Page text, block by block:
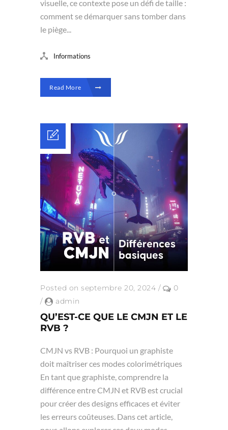
visuelle, ce contexte pose un défi de taille :
comment se démarquer sans tomber dans
le piège...
Informations
Read More
Posted on septembre 20, 2024 /
0
/
admin
QU’EST-CE QUE LE CMJN ET LE
RVB ?
CMJN vs RVB : Pourquoi un graphiste
doit maîtriser ces modes colorimétriques
En tant que graphiste, comprendre la
différence entre CMJN et RVB est crucial
pour créer des designs efficaces et éviter
les erreurs coûteuses. Dans cet article,